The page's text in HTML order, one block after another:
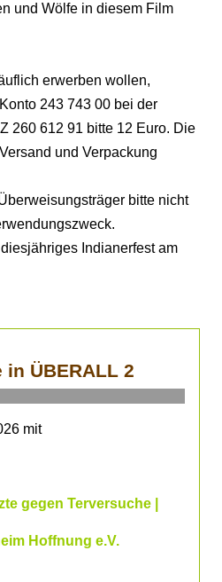
und Wölfe in diesem Film
erwerben wollen,
243 743 00 bei der
260 612 91 bitte 12 Euro. Die
und Verpackung
bitte nicht
Indianerfest am
in ÜBERALL 2
mit
gegen Terversuche |
Hoffnung e.V.